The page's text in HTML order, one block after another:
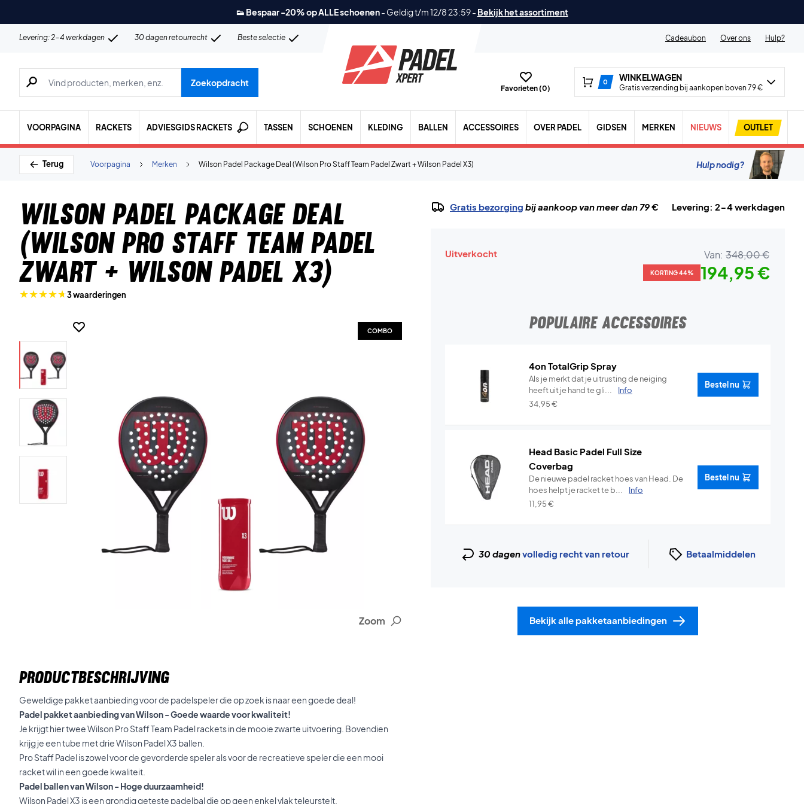
👟 Bespaar -20% op ALLE schoenen- Geldig t/m 12/8 23:59- Bekijk het assortiment
Levering: 2-4 werkdagen 30 dagen retourrecht Beste selectie Cadeaubon Over ons Hulp?
Zoeken naar producten, merken etc.
Zoekopdracht
Favorieten (0)
0 WINKELWAGEN
Gratis verzending bij aankopen boven 79 €
VOORPAGINA RACKETS ADVIESGIDS RACKETS TASSEN SCHOENEN KLEDING BALLEN ACCESSOIRES OVER PADEL GIDSEN MERKEN NIEUWS OUTLET
Terug Wilson Padel Package Deal (Wilson Pro Staff Team Padel Zwart + Wilson Padel X3)
Merken
Voorpagina Hulp nodig?
Wilson Padel Package Deal
(Wilson Pro Staff Team Padel
Zwart + Wilson Padel X3)
3 waarderingen
Zoom
COMBO
PRODUCTBESCHRIJVING
Geweldige pakket aanbieding voor de padelspeler die op zoek is naar een goede deal!
Padel pakket aanbieding van Wilson - Goede waarde voor kwaliteit!
Je krijgt hier twee Wilson Pro Staff Team Padel rackets in de mooie zwarte uitvoering. Bovendien
krijg je een tube met drie Wilson Padel X3 ballen.
Pro Staff Padel is zowel voor de gevorderde speler als voor de recreatieve speler die een mooi
racket wil in een goede kwaliteit.
Padel ballen van Wilson - Hoge duurzaamheid!
Wilson Padel X3 is een grondig geteste padelbal die op geen enkel vlak teleurstelt.
Gratis bezorging bij aankoop van meer dan 79 € Levering: 2-4 werkdagen
Uitverkocht Van: 348,00 €
KORTING 44% 194,95 €
POPULAIRE ACCESSOIRES
4on TotalGrip Spray
Als je merkt dat je uitrusting de neiging
heeft uit je hand te gli...
Info
34,95€
Bestel nu
Head Basic Padel Full Size
Coverbag
De nieuwe padel racket hoes van Head. De
hoes helpt je racket te b...
Info
11,95€
Bestel nu
30 dagenvolledig recht van retour Betaalmiddelen
Bekijk alle pakketaanbiedingen